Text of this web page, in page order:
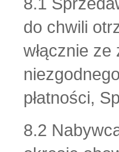
do chwili
włącznie
płatności,
8.2